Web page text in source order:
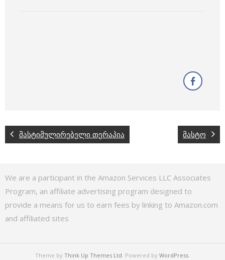
მასტიმულირებელი თერაპია მასტო
We are a participant in the Amazon Services LLC Associates
Program, an affiliate advertising program designed to
provide a means for us to earn fees by linking to Amazon.com
and affiliated sites
Theme by Think Up Themes Ltd. Powered by WordPress.